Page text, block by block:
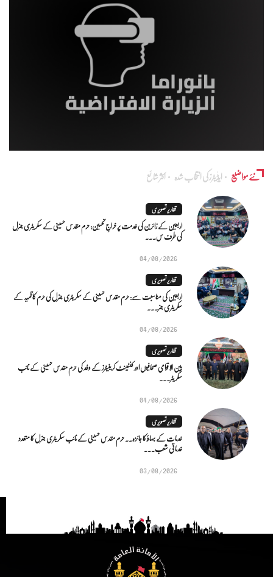
نئے مواضیع ایڈٰیٹرز کی انتخاب شدہ اکثر شائع
تقاریر تصویری
اربعین کے زائرین کی خدمت پر خراجِ تحسین: حرم مقدس حسینی کے سکریٹری جنرل
کی طرف س...
04/08/2026
تقاریر تصویری
اربعین کی مناسبت سے: حرم مقدس حسینی کے سکریٹری جنرل کی حرم کاظمیہ کے
سکریٹری جنر...
04/08/2026
تقاریر تصویری
بین الاقوامی صحافیوں اور کنٹینٹ کریئیٹرز کے وفد کی حرم مقدس حسینی کے نائب
سکریٹر...
04/08/2026
تقاریر تصویری
خدمات کے بہاؤ کا جائزہ.. حرم مقدس حسینی کے نائب سکریٹری جنرل کا متعدد
خدماتی شعب...
03/08/2026